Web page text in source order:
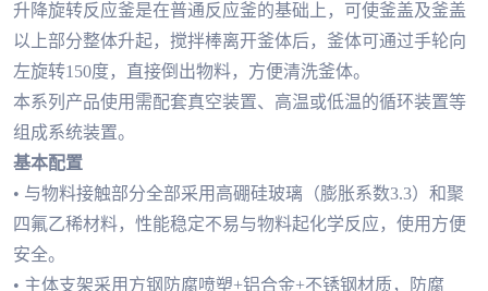
升降旋转反应釜是在普通反应釜的基础上，可使釜盖及釜盖
以上部分整体升起，搅拌棒离开釜体后，釜体可通过手轮向
左旋转150度，直接倒出物料，方便清洗釜体。
本系列产品使用需配套真空装置、高温或低温的循环装置等
组成系统装置。
基本配置
• 与物料接触部分全部采用高硼硅玻璃（膨胀系数3.3）和聚
四氟乙稀材料，性能稳定不易与物料起化学反应，使用方便
安全。
• 主体支架采用方钢防腐喷塑+铝合金+不锈钢材质，防腐